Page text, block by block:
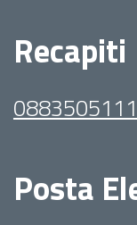
Recapiti
0883505111
Posta